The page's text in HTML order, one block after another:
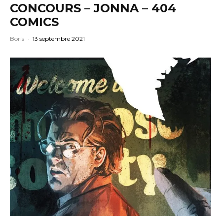
CONCOURS – JONNA – 404
COMICS
Boris · 13 septembre 2021